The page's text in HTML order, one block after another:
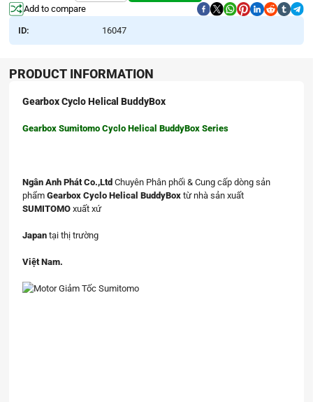
Add to compare
ID: 16047
PRODUCT INFORMATION
Gearbox Cyclo Helical BuddyBox
Gearbox Sumitomo Cyclo Helical BuddyBox Series
Ngân Anh Phát Co.,LtdChuyên Phân phối & Cung cấp dòng sản
phẩm Gearbox Cyclo Helical BuddyBoxtừ nhà sản xuất
SUMITOMOxuất xứ
Japantại thị trường
Việt Nam.